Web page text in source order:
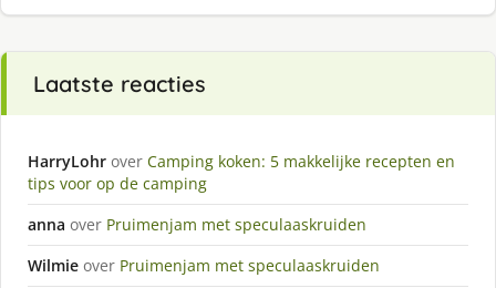
Laatste reacties
HarryLohr over Camping koken: 5 makkelijke recepten en
tips voor op de camping
anna over Pruimenjam met speculaaskruiden
Wilmie over Pruimenjam met speculaaskruiden